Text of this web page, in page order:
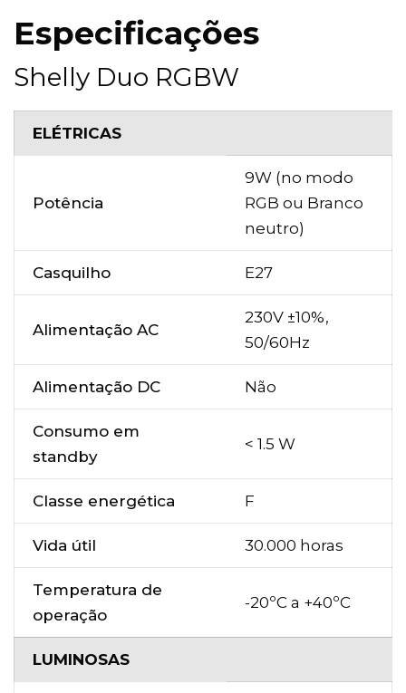
Especificações
Shelly Duo RGBW
ELÉTRICAS
Potência
9W (no modo
RGB ou Branco
neutro)
Casquilho E27
Alimentação AC
230V ±10%,
50/60Hz
Alimentação DC Não
Consumo em
standby
< 1.5 W
Classe energética F
Vida útil 30.000 horas
Temperatura de
operação
-20ºC a +40ºC
LUMINOSAS